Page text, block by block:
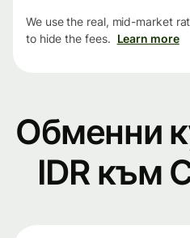
We use the real, mid-market
to hide the fees. Learn more
Обменни
IDR към